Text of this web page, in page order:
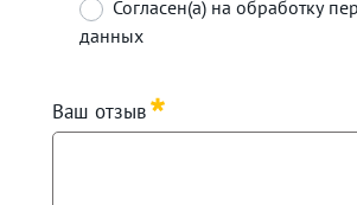
Согласен(а) на обработку
данных
Ваш отзыв